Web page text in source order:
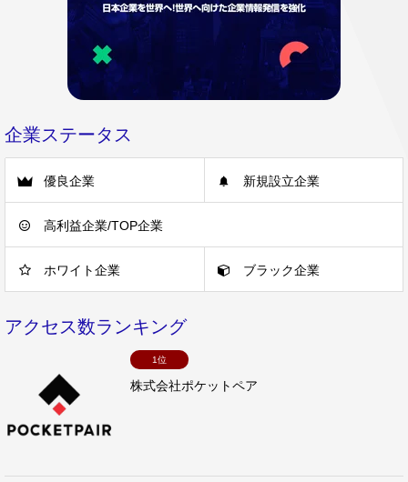
企業ステータス
優良企業 新規設立企業
高利益企業/TOP企業
ホワイト企業 ブラック企業
アクセス数ランキング
1位
株式会社ポケットペア